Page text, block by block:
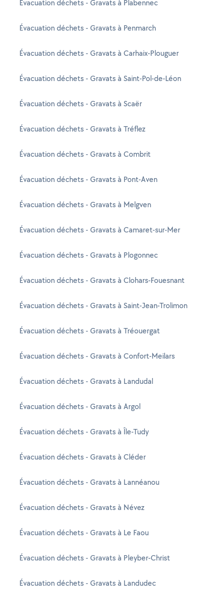
Évacuation déchets - Gravats à Plabennec
Évacuation déchets - Gravats à Penmarch
Évacuation déchets - Gravats à Carhaix-Plouguer
Évacuation déchets - Gravats à Saint-Pol-de-Léon
Évacuation déchets - Gravats à Scaër
Évacuation déchets - Gravats à Tréflez
Évacuation déchets - Gravats à Combrit
Évacuation déchets - Gravats à Pont-Aven
Évacuation déchets - Gravats à Melgven
Évacuation déchets - Gravats à Camaret-sur-Mer
Évacuation déchets - Gravats à Plogonnec
Évacuation déchets - Gravats à Clohars-Fouesnant
Évacuation déchets - Gravats à Saint-Jean-Trolimon
Évacuation déchets - Gravats à Tréouergat
Évacuation déchets - Gravats à Confort-Meilars
Évacuation déchets - Gravats à Landudal
Évacuation déchets - Gravats à Argol
Évacuation déchets - Gravats à Île-Tudy
Évacuation déchets - Gravats à Cléder
Évacuation déchets - Gravats à Lannéanou
Évacuation déchets - Gravats à Névez
Évacuation déchets - Gravats à Le Faou
Évacuation déchets - Gravats à Pleyber-Christ
Évacuation déchets - Gravats à Landudec